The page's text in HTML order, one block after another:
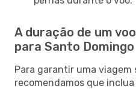
A duração de um
para Santo Domingo
Para garantir uma
recomendamos que